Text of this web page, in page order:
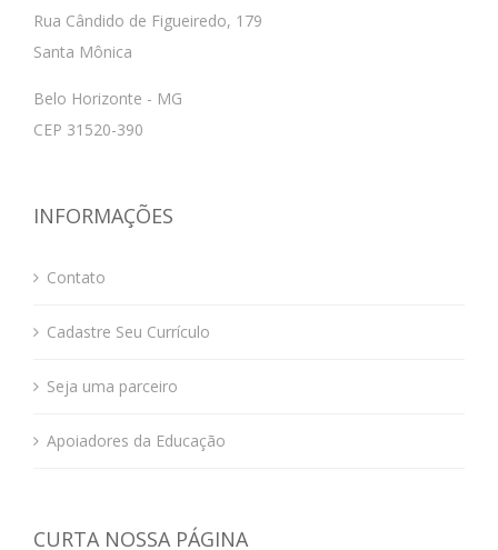
Rua Cândido de Figueiredo, 179
Santa Mônica
Belo Horizonte - MG
CEP 31520-390
INFORMAÇÕES
Contato
Cadastre Seu Currículo
Seja uma parceiro
Apoiadores da Educação
CURTA NOSSA PÁGINA